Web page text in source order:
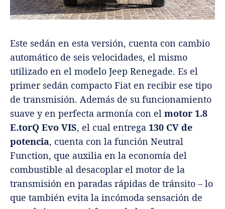
Este sedán en esta versión, cuenta con cambio
automático de seis velocidades, el mismo
utilizado en el modelo Jeep Renegade. Es el
primer sedán compacto Fiat en recibir ese tipo
de transmisión. Además de su funcionamiento
suave y en perfecta armonía con el motor 1.8
E.torQ Evo VIS, el cual entrega 130 CV de
potencia, cuenta con la función Neutral
Function, que auxilia en la economía del
combustible al desacoplar el motor de la
transmisión en paradas rápidas de tránsito – lo
que también evita la incómoda sensación de